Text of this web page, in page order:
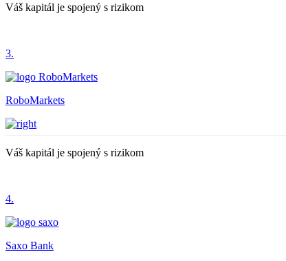
Váš kapitál je spojený s rizikom
3.
RoboMarkets
Váš kapitál je spojený s rizikom
4.
Saxo Bank